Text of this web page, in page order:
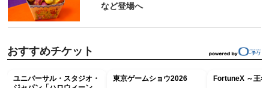
など登場へ
おすすめチケット
ユニバーサル・スタジオ・
東京ゲームショウ2026 FortuneX ～王